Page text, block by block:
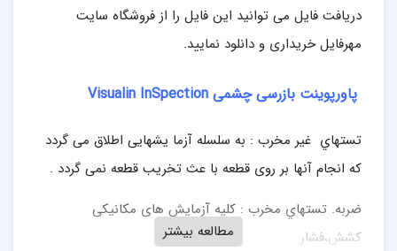
دریافت فایل می توانید این فایل را از فروشگاه سایت
مهرفایل خریداری و دانلود نمایید.
پاورپوینت بازرسی چشمی Visualin InSpection
تستهاي غیر مخرب : به سلسله آزما یشهایی اطلاق می گردد
که انجام آنها بر روی قطعه با عث تخریب قطعه نمی گردد .
ضربه. تستهاي مخرب : کلیه آزمایش های مکانیکی
کشش،فشار
مطالعه بیشتر